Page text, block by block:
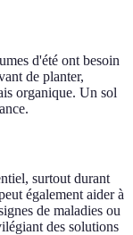
d'été ont besoin
de planter,
organique. Un sol
surtout durant
également aider à
de maladies ou
des solutions